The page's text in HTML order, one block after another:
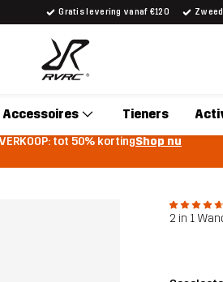
Gratis levering vanaf €120
Accessoires Tieners
tot 50% kortingShop nu
2 in 1